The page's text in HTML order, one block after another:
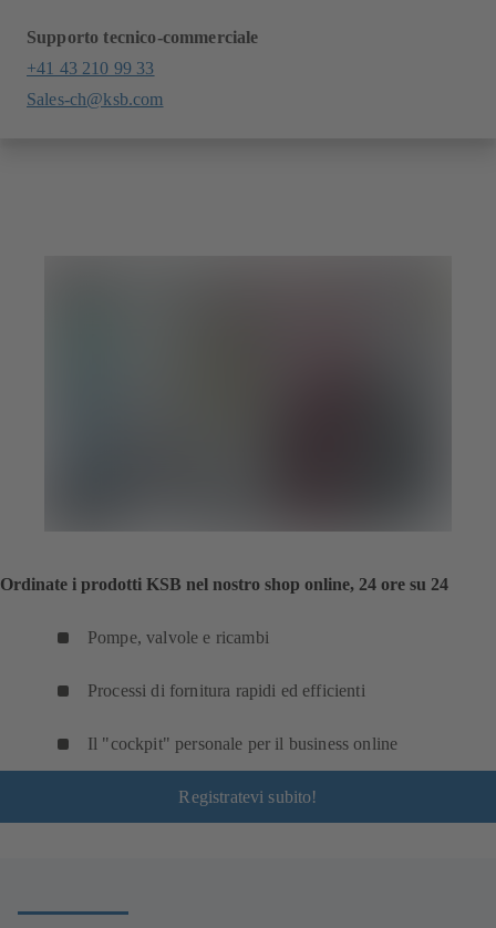
Supporto tecnico-commerciale
+41 43 210 99 33
Sales-ch@ksb.com
Ordinate i prodotti KSB nel nostro shop online, 24 ore su 24
Pompe, valvole e ricambi
Processi di fornitura rapidi ed efficienti
Il "cockpit" personale per il business online
Registratevi subito!